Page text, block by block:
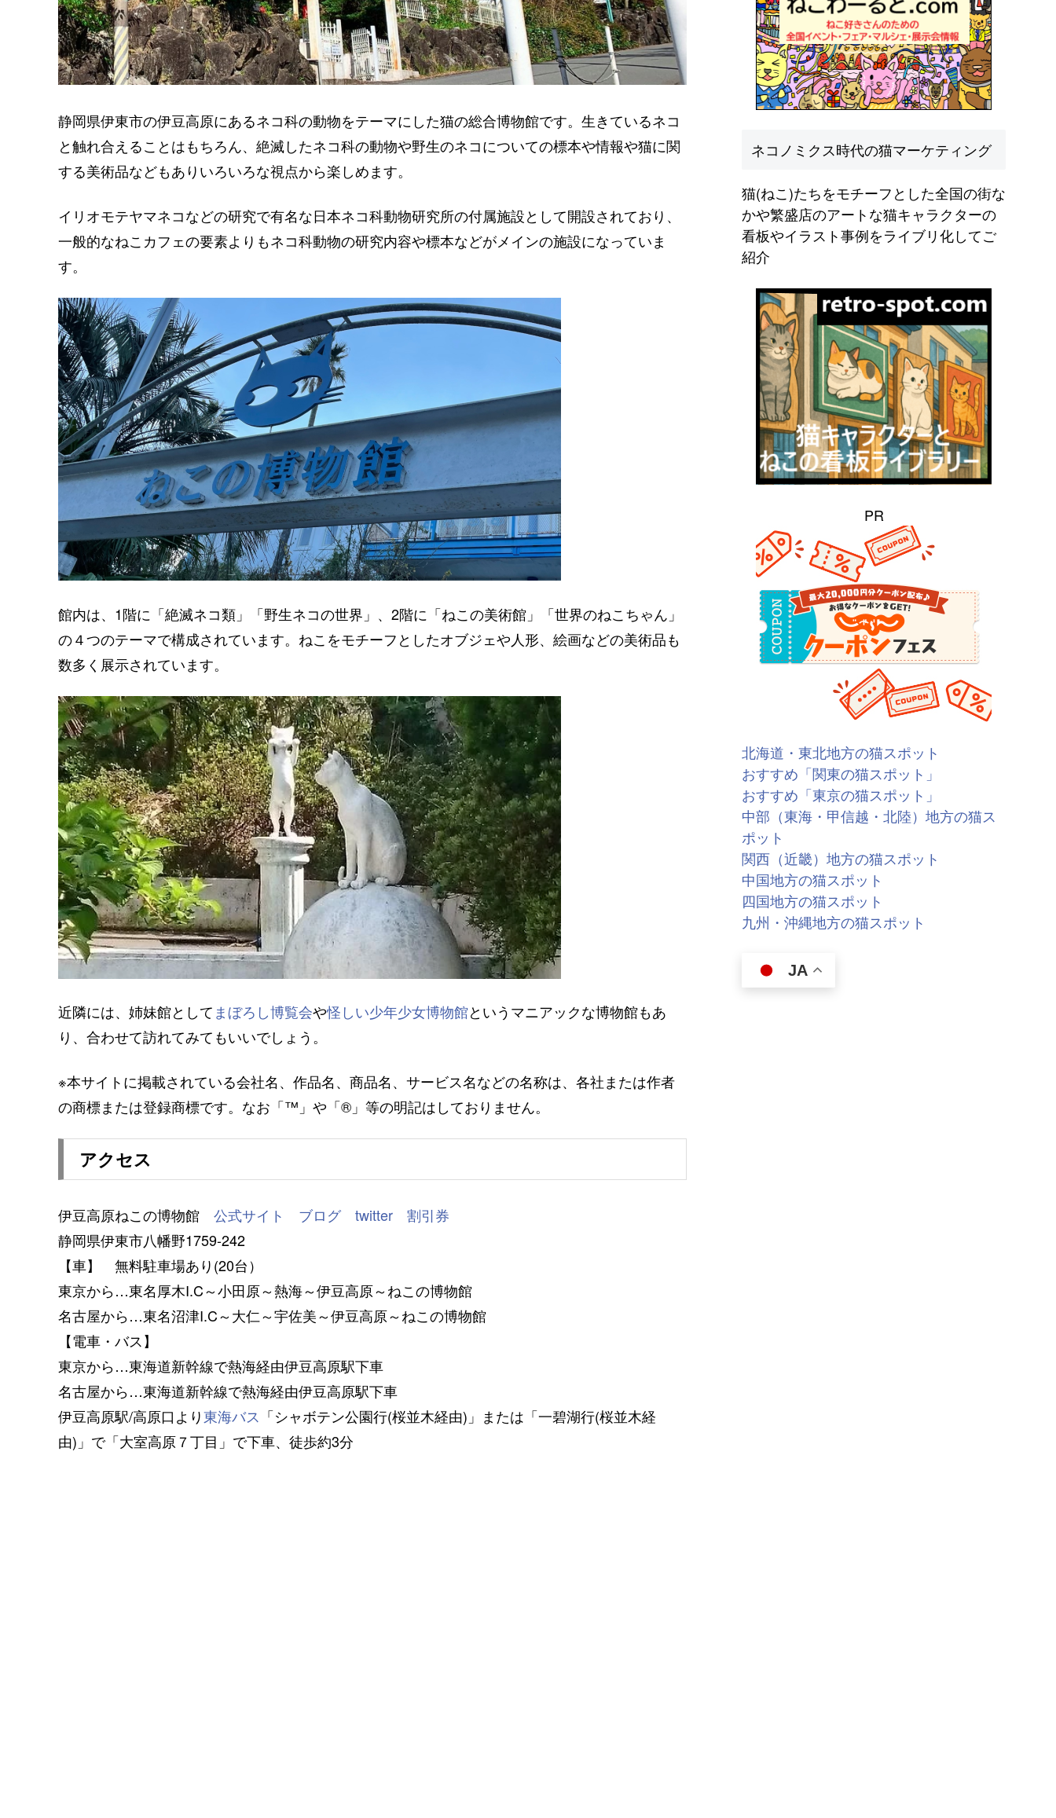
静岡県伊東市の伊豆高原にあるネコ科の動物をテーマにした猫の総合博物館です。生きているネコ
と触れ合えることはもちろん、絶滅したネコ科の動物や野生のネコについての標本や情報や猫に関
する美術品などもありいろいろな視点から楽しめます。
イリオモテヤマネコなどの研究で有名な日本ネコ科動物研究所の付属施設として開設されており、
一般的なねこカフェの要素よりもネコ科動物の研究内容や標本などがメインの施設になっていま
す。
館内は、1階に「絶滅ネコ類」「野生ネコの世界」、2階に「ねこの美術館」「世界のねこちゃん」
の４つのテーマで構成されています。ねこをモチーフとしたオブジェや人形、絵画などの美術品も
数多く展示されています。
近隣には、姉妹館として まぼろし博覧会や怪しい少年少女博物館というマニアックな博物館もあ
り、合わせて訪れてみてもいいでしょう。
※本サイトに掲載されている会社名、作品名、商品名、サービス名などの名称は、各社または作者
の商標または登録商標です。なお「™」や「®」等の明記はしておりません。
アクセス
伊豆高原ねこの博物館 公式サイト ブログ twitter
割引券
静岡県伊東市八幡野1759-242
【車】 無料駐車場あり(20台）
東京から…東名厚木I.C～小田原～熱海～伊豆高原～ねこの博物館
名古屋から…東名沼津I.C～大仁～宇佐美～伊豆高原～ねこの博物館
【電車・バス】
東京から…東海道新幹線で熱海経由伊豆高原駅下車
名古屋から…東海道新幹線で熱海経由伊豆高原駅下車
伊豆高原駅/高原口より東海バス 「シャボテン公園行(桜並木経由)」または「一碧湖行(桜並木経
由)」で「大室高原７丁目」で下車、徒歩約3分
ネコノミクス時代の猫マーケティング
猫(ねこ)たちをモチーフとした全国の街な
かや繁盛店のアートな猫キャラクターの
看板やイラスト事例をライブリ化してご
紹介
PR
北海道・東北地方の猫スポット
おすすめ「関東の猫スポット」
おすすめ「東京の猫スポット」
中部（東海・甲信越・北陸）地方の猫ス
ポット
関西（近畿）地方の猫スポット
中国地方の猫スポット
四国地方の猫スポット
九州・沖縄地方の猫スポット
JA